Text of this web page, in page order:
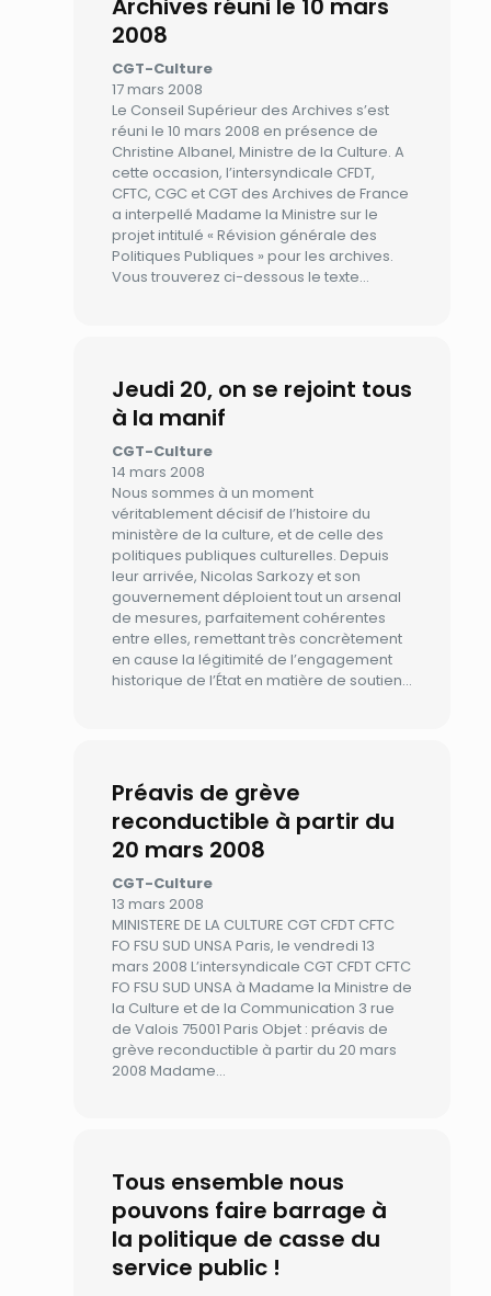
Archives réuni le 10 mars
2008
CGT-Culture
17 mars 2008
Le Conseil Supérieur des Archives s’est
réuni le 10 mars 2008 en présence de
Christine Albanel, Ministre de la Culture. A
cette occasion, l’intersyndicale CFDT,
CFTC, CGC et CGT des Archives de France
a interpellé Madame la Ministre sur le
projet intitulé « Révision générale des
Politiques Publiques » pour les archives.
Vous trouverez ci-dessous le texte…
Jeudi 20, on se rejoint tous
à la manif
CGT-Culture
14 mars 2008
Nous sommes à un moment
véritablement décisif de l’histoire du
ministère de la culture, et de celle des
politiques publiques culturelles. Depuis
leur arrivée, Nicolas Sarkozy et son
gouvernement déploient tout un arsenal
de mesures, parfaitement cohérentes
entre elles, remettant très concrètement
en cause la légitimité de l’engagement
historique de l’État en matière de soutien…
Préavis de grève
reconductible à partir du
20 mars 2008
CGT-Culture
13 mars 2008
MINISTERE DE LA CULTURE CGT CFDT CFTC
FO FSU SUD UNSA Paris, le vendredi 13
mars 2008 L’intersyndicale CGT CFDT CFTC
FO FSU SUD UNSA à Madame la Ministre de
la Culture et de la Communication 3 rue
de Valois 75001 Paris Objet : préavis de
grève reconductible à partir du 20 mars
2008 Madame…
Tous ensemble nous
pouvons faire barrage à
la politique de casse du
service public !